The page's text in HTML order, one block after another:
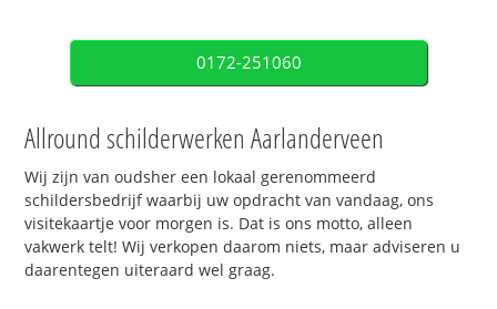
0172-251060
Allround schilderwerken Aarlanderveen
Wij zijn van oudsher een lokaal gerenommeerd
schildersbedrijf waarbij uw opdracht van vandaag, ons
visitekaartje voor morgen is. Dat is ons motto, alleen
vakwerk telt! Wij verkopen daarom niets, maar adviseren u
daarentegen uiteraard wel graag.